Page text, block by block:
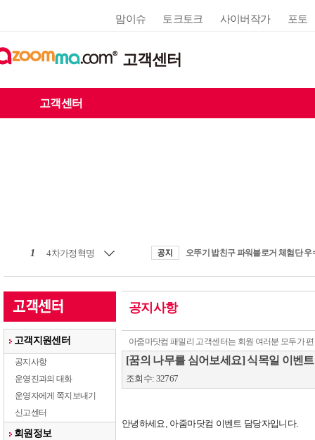
맘이슈 토크토크 사이버작가 포토
고객센터
고객센터
1 4차가정혁명
고객지원센터
공지사항
운영진과의 대화
운영자에게 쪽지보내기
신고센터
회원정보
공지사항
아줌마닷컴 패밀리 고객센터는 회원 여러분 모두가
[꿈의 나무를 심어보세요] 식목일 이벤
조회수: 32767
안녕하세요, 아줌마닷컴 이벤트 담당자입니다.